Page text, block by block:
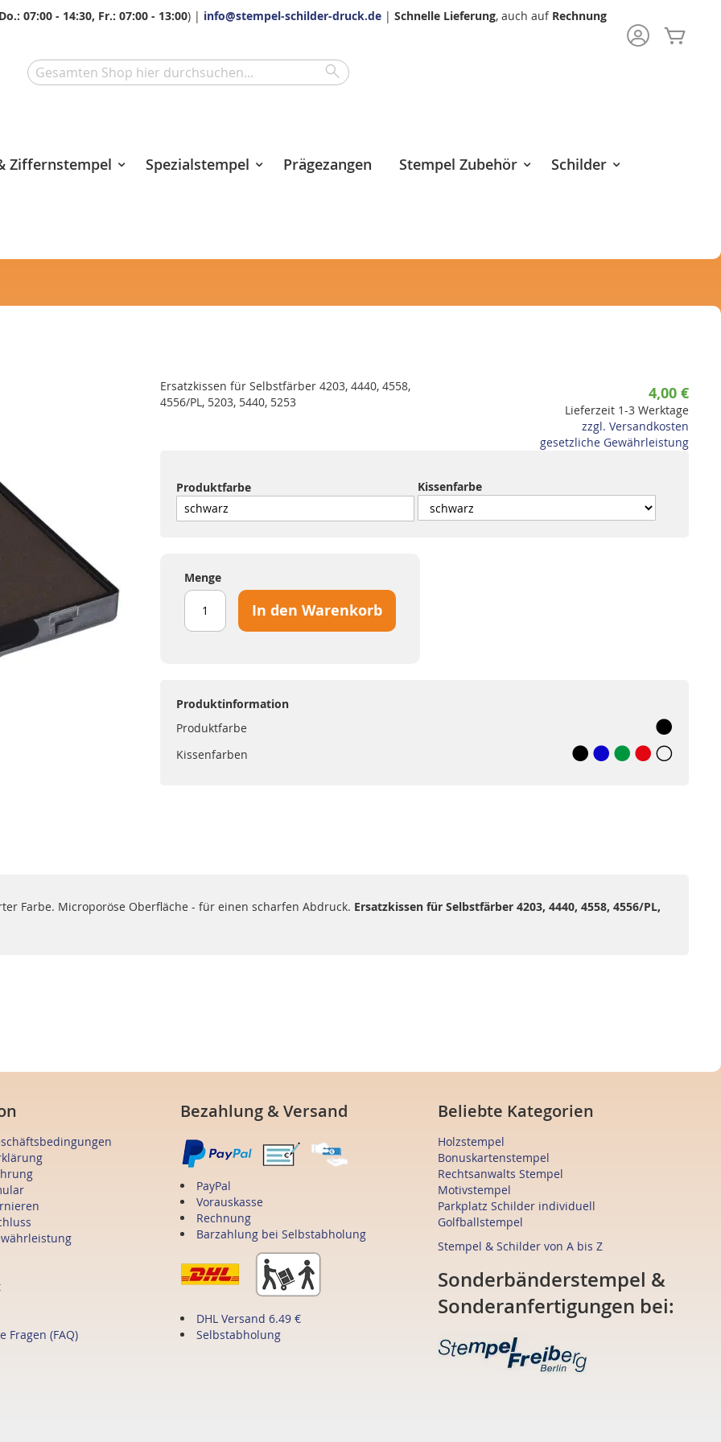
07:00 - 14:30, Fr.: 07:00 - 13:00) | info@stempel-schilder-druck.de | Schnelle Lieferung, auch auf Rechnung
Search
Ziffernstempel Spezialstempel Prägezangen Stempel Zubehör Schilder
4,00 €
Lieferzeit 1-3 Werktage
zzgl. Versandkosten
gesetzliche Gewährleistung
Ersatzkissen für Selbstfärber 4203, 4440, 4558,
4556/PL, 5203, 5440, 5253
Produktfarbe Kissenfarbe
Menge
In den Warenkorb
Produktinformation
Produktfarbe
Kissenfarben
Farbe. Microporöse Oberfläche - für einen scharfen Abdruck. Ersatzkissen für Selbstfärber 4203, 4440, 4558, 4556/PL,
Fragen (FAQ)
Bezahlung & Versand
PayPal
Vorauskasse
Rechnung
Barzahlung bei Selbstabholung
DHL Versand 6.49 €
Selbstabholung
Beliebte Kategorien
Holzstempel
Bonuskartenstempel
Rechtsanwalts Stempel
Motivstempel
Parkplatz Schilder individuell
Golfballstempel
Stempel & Schilder von A bis Z
Sonderbänderstempel &
Sonderanfertigungen bei: